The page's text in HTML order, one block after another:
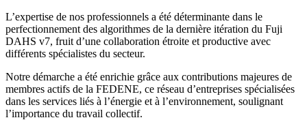
L’expertise de nos professionnels a été déterminante dans le
perfectionnement des algorithmes de la dernière itération du Fuji
DAHS v7, fruit d’une collaboration étroite et productive avec
différents spécialistes du secteur.
Notre démarche a été enrichie grâce aux contributions majeures de
membres actifs de la FEDENE, ce réseau d’entreprises spécialisées
dans les services liés à l’énergie et à l’environnement, soulignant
l’importance du travail collectif.